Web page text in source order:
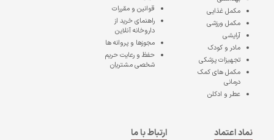
مکمل غذایی
مکمل ورزشی
آرایشی
مادر و کودک
تجهیزات پزشکی
مکمل های کمک
درمانی
عطر و ادکلن
قوانین و مقررات
راهنمای خرید از
داروخانه آنلاین
مجوزها و پروانه ها
حفظ و رعایت حریم
شخصی مشتریان
نماد اعتماد
ارتباط با ما